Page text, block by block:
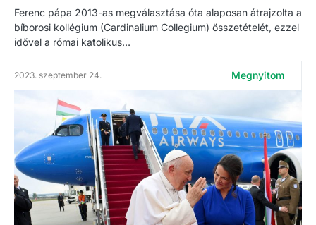
Ferenc pápa 2013-as megválasztása óta alaposan átrajzolta a
bíborosi kollégium (Cardinalium Collegium) összetételét, ezzel
idővel a római katolikus…
2023. szeptember 24. Megnyitom